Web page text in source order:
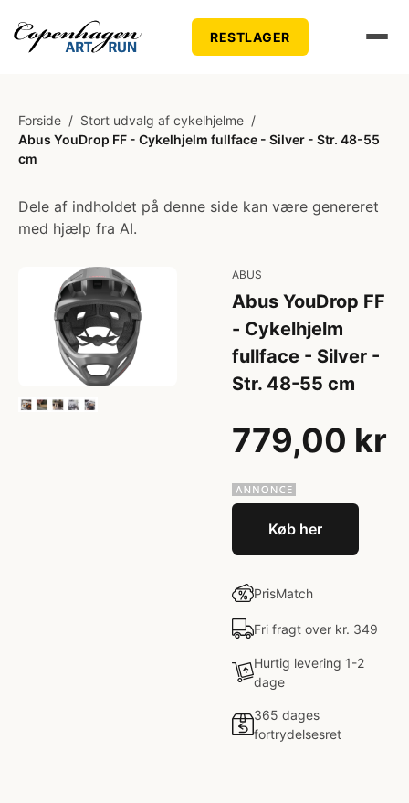
RESTLAGER
Forside / Stort udvalg af cykelhjelme /
Abus YouDrop FF - Cykelhjelm fullface - Silver - Str. 48-55
cm
Dele af indholdet på denne side kan være genereret
med hjælp fra AI.
ABUS
Abus YouDrop FF
- Cykelhjelm
fullface - Silver -
Str. 48-55 cm
779,00 kr
Køb her
PrisMatch
Fri fragt over kr. 349
Hurtig levering 1-2
dage
365 dages
fortrydelsesret